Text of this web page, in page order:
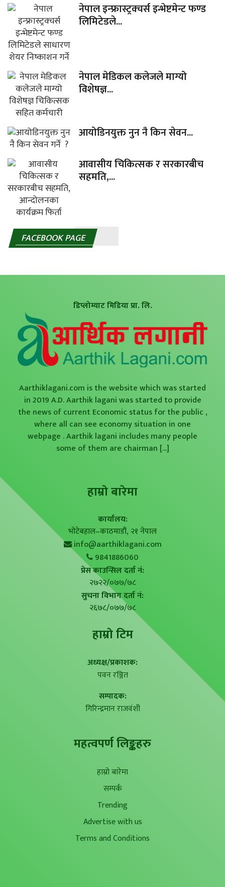
नेपाल इन्फ्रास्ट्रक्चर्स इन्भेष्टमेन्ट फण्ड
लिमिटेडले...
नेपाल मेडिकल कलेजले माग्यो
विशेषज्ञ...
आयोडिनयुक्त नुन नै किन सेवन...
आवासीय चिकित्सक र सरकारबीच
सहमति,...
FACEBOOK PAGE
डिप्लोम्याट मिडिया प्रा. लि.
Aarthiklagani.com is the website which was started
in 2019 A.D. Aarthik lagani was started to provide
the news of current Economic status for the public ,
where all can see economy situation in one
webpage . Aarthik lagani includes many people
some of them are chairman [...]
हाम्राे बारेमा
कार्यालय:
भोटेबहाल–काठमाडौं, २१ नेपाल
info@aarthiklagani.com
9841886060
प्रेस काउन्सिल दर्ता नं:
२७२२/०७७/७८
सुचना विभाग दर्ता नं:
२६७८/०७७/७८
हाम्राे टिम
अध्यक्ष/प्रकाशक:
पवन रञ्जित
सम्पादक:
गिरिन्द्रमान राजवंशी
महत्वपर्ण लिङ्कहरु
हाम्रो बारेमा
सम्पर्क
Trending
Advertise with us
Terms and Conditions